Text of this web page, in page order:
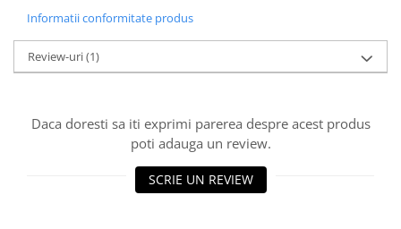
Informatii conformitate produs
Review-uri(1)
Daca doresti sa iti exprimi parerea despre acest produs
poti adauga un review.
SCRIE UN REVIEW